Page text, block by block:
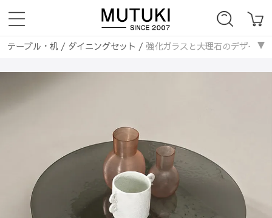
テーブル・机 / ダイニングセット / 強化ガラスと大理石のデザイ